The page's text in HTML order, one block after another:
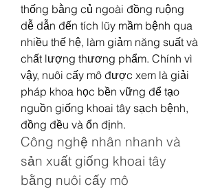
thống bằng củ ngoài đồng ruộng
dễ dẫn đến tích lũy mầm bệnh qua
nhiều thế hệ, làm giảm năng suất và
chất lượng thương phẩm. Chính vì
vậy, nuôi cấy mô được xem là giải
pháp khoa học bền vững để tạo
nguồn giống khoai tây sạch bệnh,
đồng đều và ổn định.
Công nghệ nhân nhanh và
sản xuất giống khoai tây
bằng nuôi cấy mô